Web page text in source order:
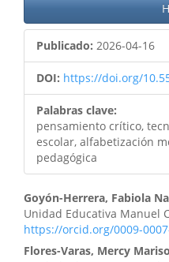
Publicado: 2026-04-16
DOI: https://doi.org/
Palabras clave:
pensamiento crítico,
escolar, alfabetización
pedagógica
Goyón-Herrera, Fabiola
Unidad Educativa Manuel
https://orcid.org/0009-
Flores-Varas, Mercy